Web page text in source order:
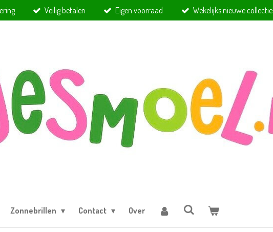
Veilig betalen Eigen voorraad Wekelijks nieuwe collectie
Zonnebrillen Contact Over